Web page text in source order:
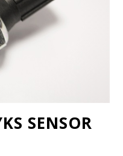
SENSOR